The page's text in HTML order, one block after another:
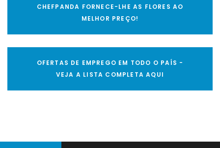
CHEFPANDA FORNECE-LHE AS FLORES AO
MELHOR PREÇO!
OFERTAS DE EMPREGO EM TODO O PAÍS -
VEJA A LISTA COMPLETA AQUI